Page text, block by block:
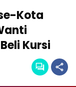
Kota
Kursi